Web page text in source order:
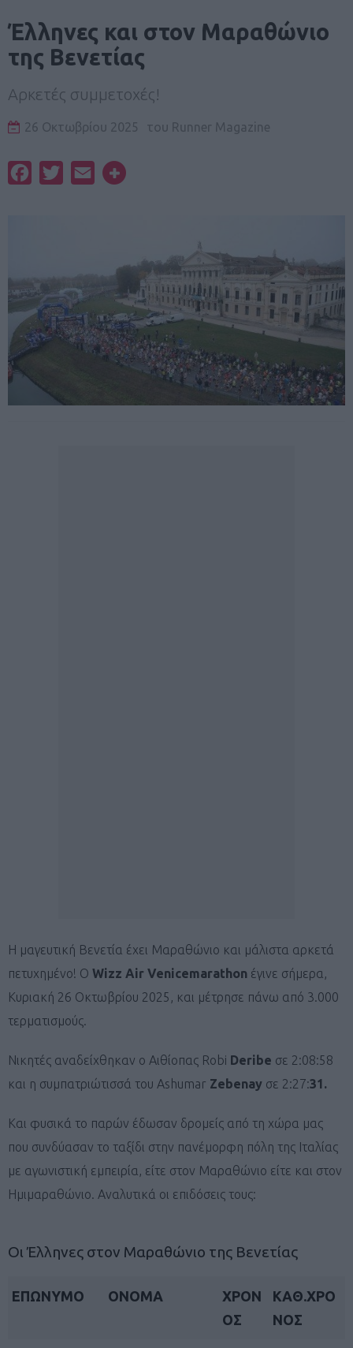
Έλληνες και στον Μαραθώνιο
της Βενετίας
Αρκετές συμμετοχές!
26 Οκτωβρίου 2025 του Runner Magazine
FacebookTwitterEmail
Η μαγευτική Βενετία έχει Μαραθώνιο και μάλιστα αρκετά
πετυχημένο! Ο Wizz Air Venicemarathon έγινε σήμερα,
Κυριακή 26 Οκτωβρίου 2025, και μέτρησε πάνω από 3.000
τερματισμούς.
Νικητές αναδείχθηκαν ο Αιθίοπας Robi Deribe σε 2:08:58
και η συμπατριώτισσά του Ashumar Zebenay σε 2:27:31.
Και φυσικά το παρών έδωσαν δρομείς από τη χώρα μας
που συνδύασαν το ταξίδι στην πανέμορφη πόλη της Ιταλίας
με αγωνιστική εμπειρία, είτε στον Μαραθώνιο είτε και στον
Ημιμαραθώνιο. Αναλυτικά οι επιδόσεις τους:
Οι Έλληνες στον Μαραθώνιο της Βενετίας
ΕΠΩΝΥΜΟ ΟΝΟΜΑ
ΧΡΟΝ
ΟΣ
ΚΑΘ.ΧΡΟ
ΝΟΣ